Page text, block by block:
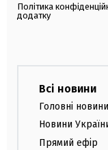
Політика
додатку
Всі новини
Головні новини
Новини
Прямий ефір